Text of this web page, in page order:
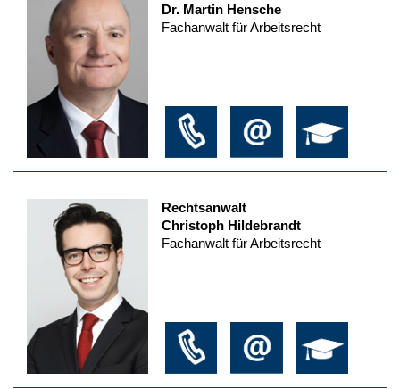
Dr. Martin Hensche
Fachanwalt für Arbeitsrecht
Rechtsanwalt
Christoph Hildebrandt
Fachanwalt für Arbeitsrecht